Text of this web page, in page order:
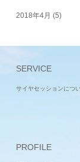
2018年4月 (5)
SERVICE
サイヤセッションにつ
PROFILE